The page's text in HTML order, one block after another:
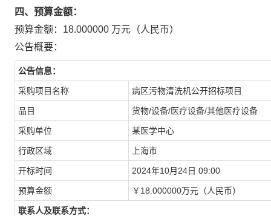
四、预算金额：
预算金额：18.000000 万元（人民币）
公告概要：
公告信息：
采购项目名称 病区污物清洗机公开招标项目
品目 货物/设备/医疗设备/其他医疗设备
采购单位 某医学中心
行政区域 上海市
开标时间 2024年10月24日 09:00
预算金额 ￥18.000000万元（人民币）
联系人及联系方式：